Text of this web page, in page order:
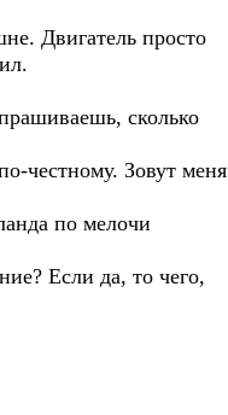
Двигатель просто
сколько
честному. Зовут меня
по мелочи
Если да, то чего,